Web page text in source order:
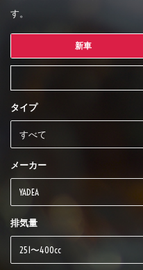
す。
新車
タイプ
メーカー
排気量